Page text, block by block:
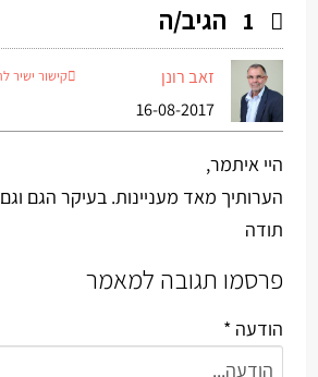
1 הגיב/ה
זאב רונן
16-08-2017
קישור ישיר
היי איתמר,
הערותיך מאד מעניינות. בעיקר הגם
תודה
פרסמו תגובה למאמר
הודעה *